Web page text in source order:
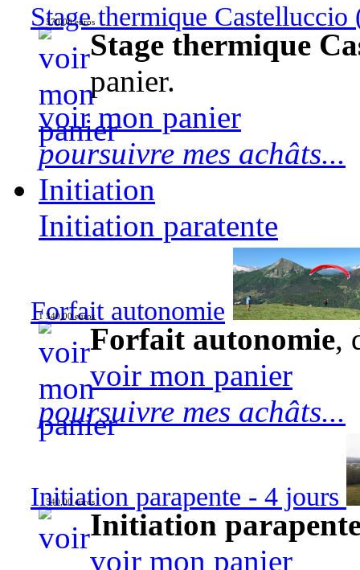
Stage thermique Castelluccio
570,00 euros
Stage thermique
panier.
voir mon panier
poursuivre mes achâts...
Initiation
Initiation paratente
Forfait autonomie
1 340,00 euros
Forfait autonomie,
voir mon panier
poursuivre mes achâts...
Initiation parapente - 4 jours
540,00 euros
Initiation
voir mon panier